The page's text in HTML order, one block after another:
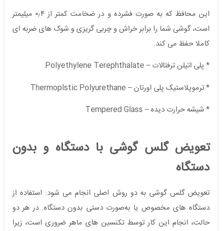
این محافظ که به صورت فشرده و در ضخامت کمتر از ۰٫۴ میلیمتر
است، گوشی شما را برابر خراش و چربی گریزی و شوک های ضربه ای
کاملا حفظ می کند.
* پلی اتیلن ترفتالات – Polyethylene Terephthalate
* ترموپلاستیک پلی اورتان – Thermoplstic Polyurethane
* شیشه حرارت دیده – Tempered Glass
تعویض گلس گوشی با دستگاه و بدون
دستگاه
تعویض گلس گوشی به دو روش اصلی انجام می شود: استفاده از
دستگاه ‌های مخصوص یا به‌صورت دستی بدون دستگاه. در هر دو
حالت، انجام این کار توسط تکنسین ‌های ماهر ضروری است، زیرا